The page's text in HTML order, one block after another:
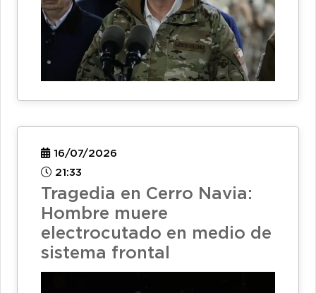
16/07/2026
21:33
Tragedia en Cerro Navia:
Hombre muere
electrocutado en medio de
sistema frontal